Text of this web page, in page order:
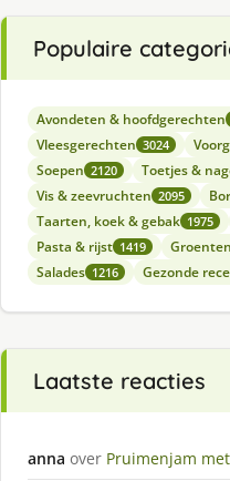
Populaire
Avondeten & hoofdgerechten
Vleesgerechten 3024
Soepen 2120 Toetjes &
Vis & zeevruchten 2095
Taarten, koek & gebak 1975
Pasta & rijst 1419 Groenten
Salades 1216 Gezonde
Laatste reacties
anna over Pruimenjam